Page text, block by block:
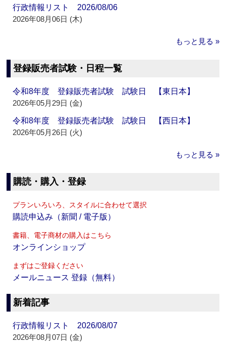
行政情報リスト 2026/08/06
2026年08月06日 (木)
もっと見る »
登録販売者試験・日程一覧
令和8年度 登録販売者試験 試験日 【東日本】
2026年05月29日 (金)
令和8年度 登録販売者試験 試験日 【西日本】
2026年05月26日 (火)
もっと見る »
購読・購入・登録
プランいろいろ、スタイルに合わせて選択
購読申込み（新聞 / 電子版）
書籍、電子商材の購入はこちら
オンラインショップ
まずはご登録ください
メールニュース 登録（無料）
新着記事
行政情報リスト 2026/08/07
2026年08月07日 (金)